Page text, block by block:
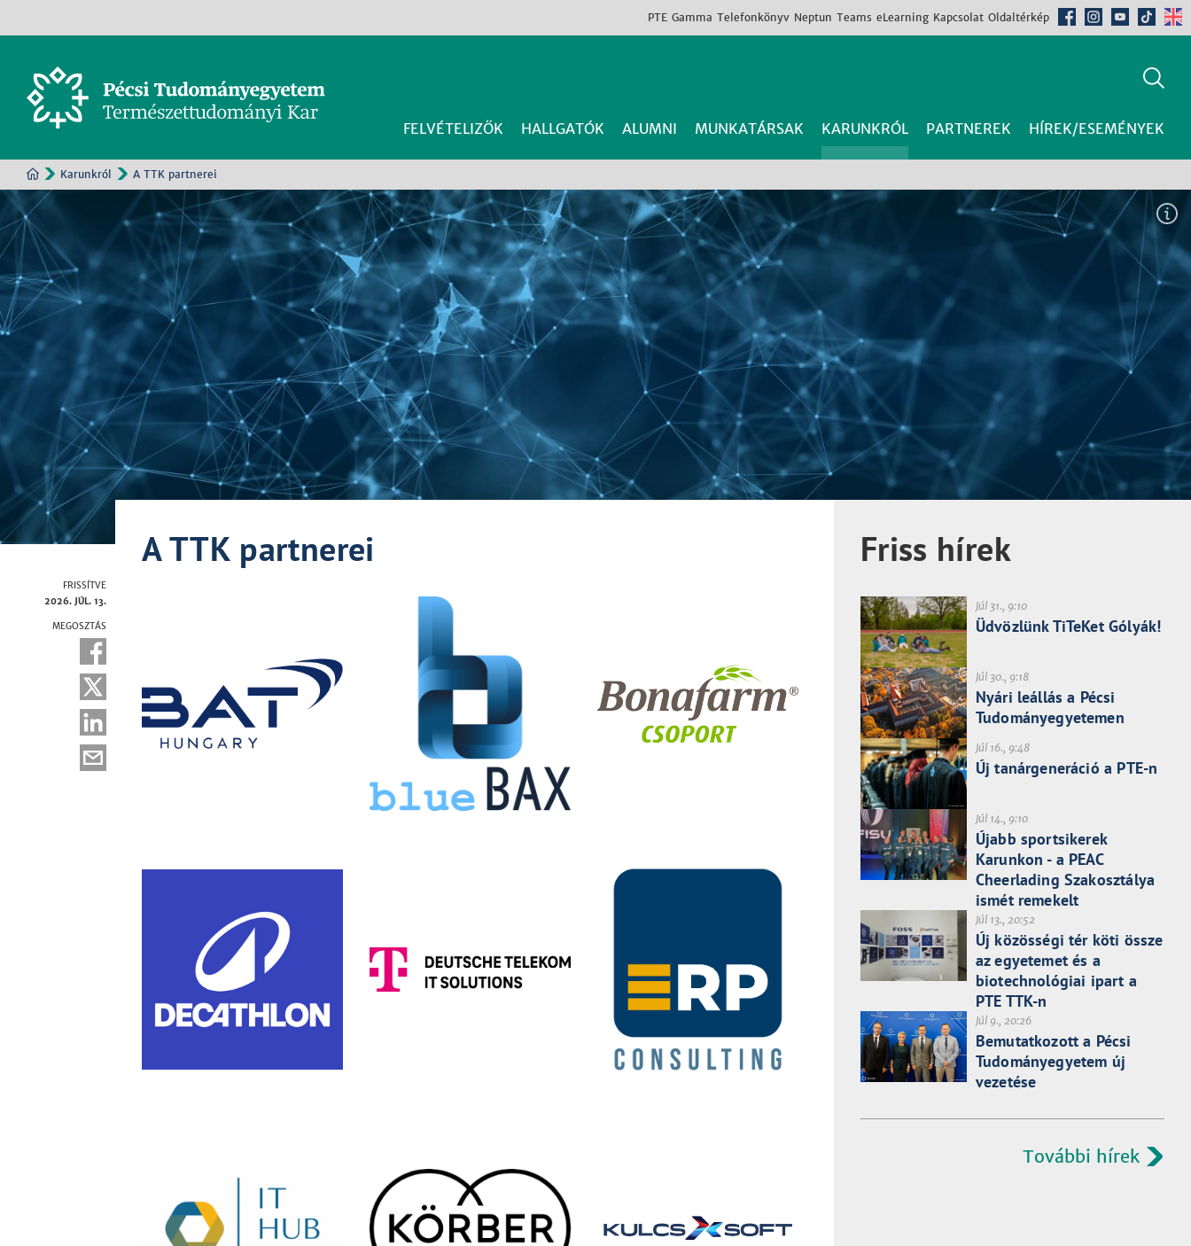
PTE Gamma Telefonkönyv Neptun Teams eLearning Kapcsolat Oldaltérkép
FELVÉTELIZŐK HALLGATÓK ALUMNI MUNKATÁRSAK KARUNKRÓL PARTNEREK HÍREK/ESEMÉNYEK
Karunkról A TTK partnerei
FRISSÍTVE
2026. JÚL. 13.
MEGOSZTÁS
A TTK partnerei Friss hírek
Júl 31., 9:10
Üdvözlünk TiTeKet Gólyák!
Júl 30., 9:18
Nyári leállás a Pécsi
Tudományegyetemen
Júl 16., 9:48
Új tanárgeneráció a PTE-n
Júl 14., 9:10
Újabb sportsikerek
Karunkon - a PEAC
Cheerlading Szakosztálya
ismét remekelt
Júl 13., 20:52
Új közösségi tér köti össze
az egyetemet és a
biotechnológiai ipart a
PTE TTK-n
Júl 9., 20:26
Bemutatkozott a Pécsi
Tudományegyetem új
vezetése
További hírek